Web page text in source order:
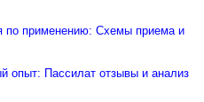
по применению: Схемы приема и
опыт: Пассилат отзывы и анализ